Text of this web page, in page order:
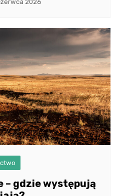
2026
– gdzie występują